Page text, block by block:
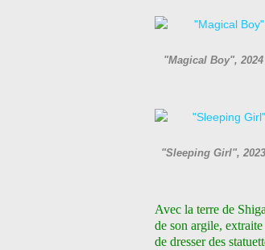
"Magical Boy",
"Sleeping Girl",
Avec la terre de
de son argile,
de dresser des